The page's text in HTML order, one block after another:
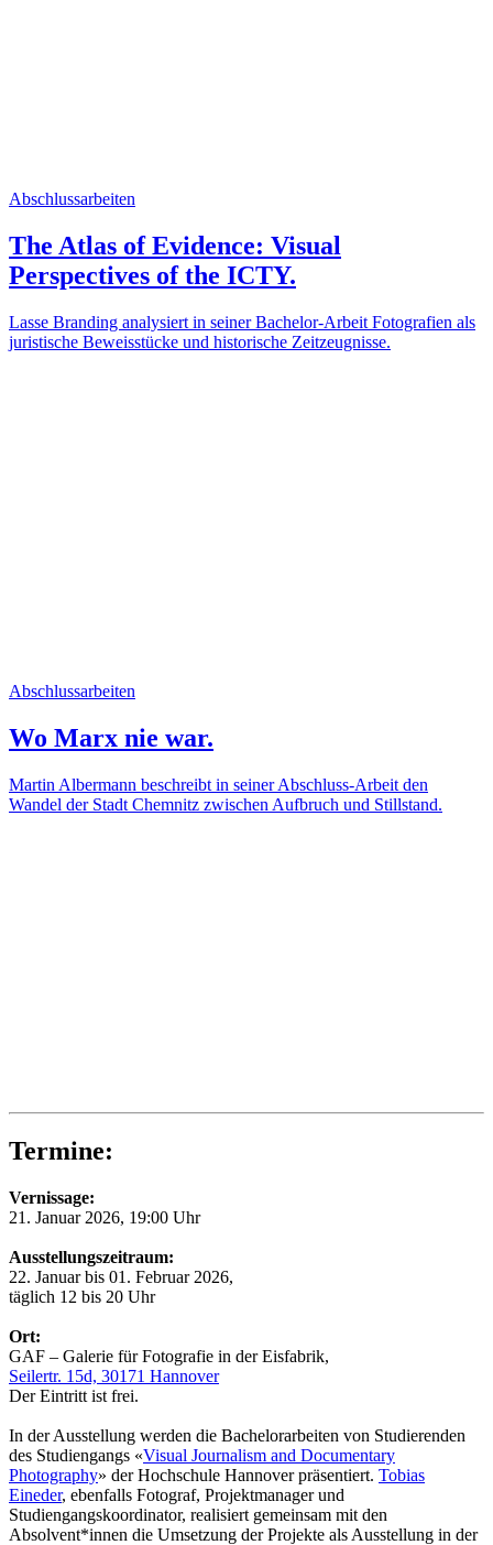
Abschlussarbeiten
The Atlas of Evidence: Visual
Perspectives of the ICTY.
Lasse Branding analysiert in seiner Bachelor-Arbeit Fotografien als
juristische Beweisstücke und historische Zeitzeugnisse.
Abschlussarbeiten
Wo Marx nie war.
Martin Albermann beschreibt in seiner Abschluss-Arbeit den
Wandel der Stadt Chemnitz zwischen Aufbruch und Stillstand.
Termine:
Vernissage:
21. Januar 2026, 19:00 Uhr
Ausstellungszeitraum:
22. Januar bis 01. Februar 2026,
täglich 12 bis 20 Uhr
Ort:
GAF – Galerie für Fotografie in der Eisfabrik,
Seilertr. 15d, 30171 Hannover
Der Eintritt ist frei.
In der Ausstellung werden die Bachelorarbeiten von Studierenden
des Studiengangs «Visual Journalism and Documentary
Photography» der Hochschule Hannover präsentiert. Tobias
Eineder, ebenfalls Fotograf, Projektmanager und
Studiengangskoordinator, realisiert gemeinsam mit den
Absolvent*innen die Umsetzung der Projekte als Ausstellung in der